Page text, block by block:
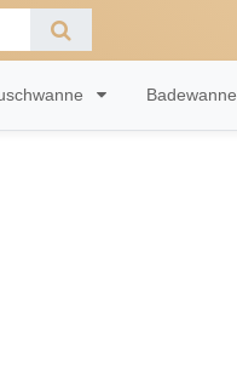
Badewanne